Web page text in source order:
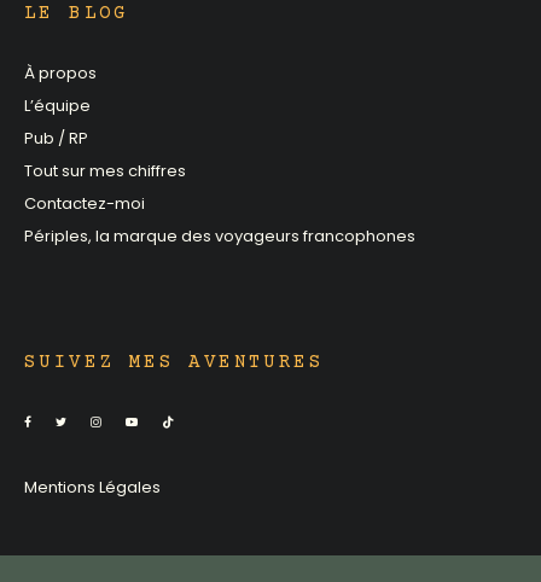
LE BLOG
À propos
L’équipe
Pub / RP
Tout sur mes chiffres
Contactez-moi
Périples, la marque des voyageurs francophones
SUIVEZ MES AVENTURES
Mentions Légales